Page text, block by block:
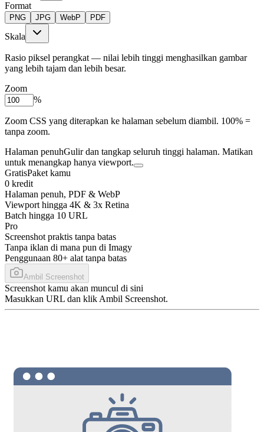
Format
PNG JPG WebP PDF
Skala
Rasio piksel perangkat — nilai lebih tinggi menghasilkan gambar
yang lebih tajam dan lebih besar.
Zoom
%
Zoom CSS yang diterapkan ke halaman sebelum diambil. 100% =
tanpa zoom.
Halaman penuhGulir dan tangkap seluruh tinggi halaman. Matikan
untuk menangkap hanya viewport.
GratisPaket kamu
0 kredit
Halaman penuh, PDF & WebP
Viewport hingga 4K & 3x Retina
Batch hingga 10 URL
Pro
Screenshot praktis tanpa batas
Tanpa iklan di mana pun di Imagy
Penggunaan 80+ alat tanpa batas
Ambil Screenshot
Screenshot kamu akan muncul di sini
Masukkan URL dan klik Ambil Screenshot.